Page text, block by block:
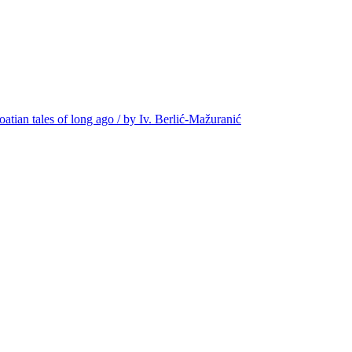
tales of long ago / by Iv. Berlić-Mažuranić